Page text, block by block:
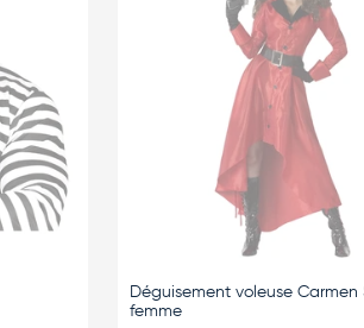
Déguisement voleuse
femme